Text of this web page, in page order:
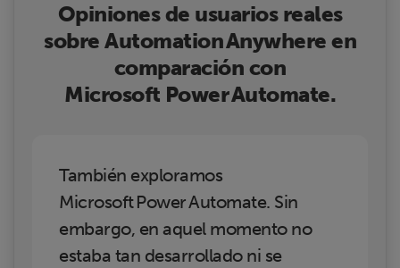
Opiniones de usuarios reales
sobre Automation Anywhere en
comparación con
Microsoft Power Automate.
También exploramos
Microsoft Power Automate. Sin
embargo, en aquel momento no
estaba tan desarrollado ni se